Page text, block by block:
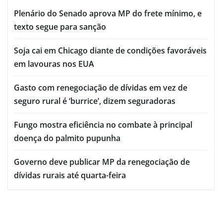
Plenário do Senado aprova MP do frete mínimo, e
texto segue para sanção
Soja cai em Chicago diante de condições favoráveis
em lavouras nos EUA
Gasto com renegociação de dívidas em vez de
seguro rural é ‘burrice’, dizem seguradoras
Fungo mostra eficiência no combate à principal
doença do palmito pupunha
Governo deve publicar MP da renegociação de
dívidas rurais até quarta-feira